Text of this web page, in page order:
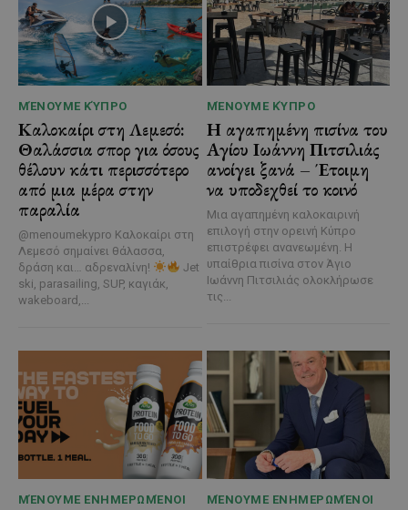
ΜΈΝΟΥΜΕ ΚΎΠΡΟ
Καλοκαίρι στη Λεμεσό:
Θαλάσσια σπορ για όσους
θέλουν κάτι περισσότερο
από μια μέρα στην
παραλία
@menoumekypro Καλοκαίρι στη
Λεμεσό σημαίνει θάλασσα,
δράση και… αδρεναλίνη!
Jet
ski, parasailing, SUP, καγιάκ,
wakeboard,...
ΜΈΝΟΥΜΕ ΚΎΠΡΟ
Η αγαπημένη πισίνα του
Αγίου Ιωάννη Πιτσιλιάς
ανοίγει ξανά – Έτοιμη
να υποδεχθεί το κοινό
Μια αγαπημένη καλοκαιρινή
επιλογή στην ορεινή Κύπρο
επιστρέφει ανανεωμένη. Η
υπαίθρια πισίνα στον Άγιο
Ιωάννη Πιτσιλιάς ολοκλήρωσε
τις...
ΜΈΝΟΥΜΕ ΕΝΗΜΕΡΩΜΈΝΟΙ ΜΈΝΟΥΜΕ ΕΝΗΜΕΡΩΜΈΝΟΙ